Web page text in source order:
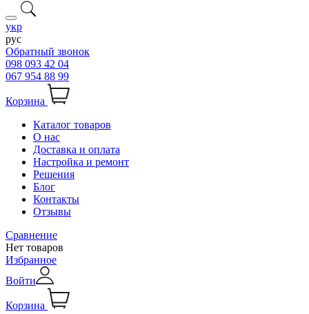
укр
рус
Обратный звонок
098 093 42 04
067 954 88 99
Корзина
Каталог товаров
О нас
Доставка и оплата
Настройка и ремонт
Решения
Блог
Контакты
Отзывы
Сравнение
Нет товаров
Избранное
Войти
Корзина